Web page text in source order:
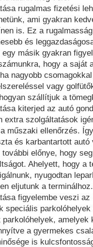
rugalmas fizetési
ami gyakran
is. Ez a
és
másik gyakran
hogy a saját
nagyobb
vagy
szállítjuk a
kiterjed az autó
extra szolgáltatások
műszaki ellenőrzés.
és karbantartott autó
előnye, hogy
Ahelyett, hogy a
nyugodtan
eljutunk a terminálhoz.
figyelembe veszi
speciális
amelyek
a gyermekes
is